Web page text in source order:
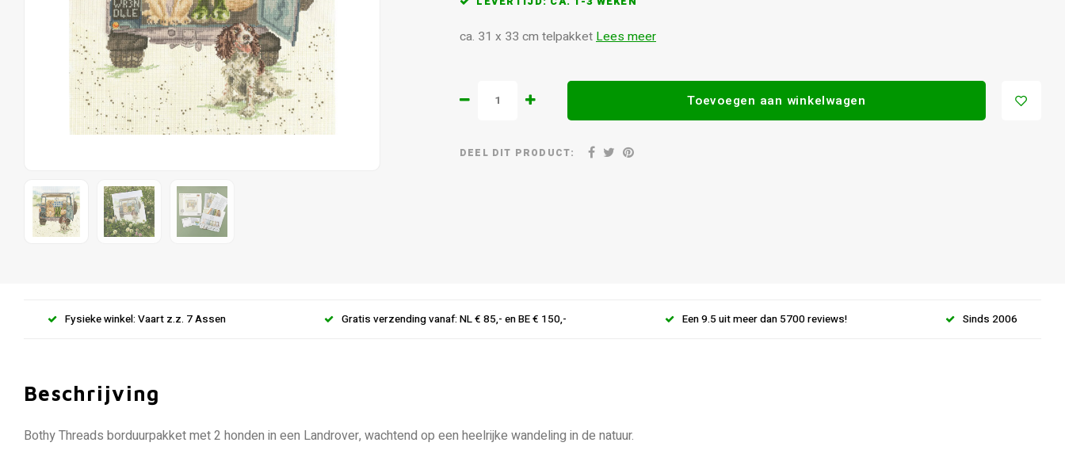
ca. 31 x 33 cm telpakketLees meer
Toevoegen aan winkelwagen
DEEL DIT PRODUCT:
Fysieke winkel: Vaart z.z. 7 Assen Gratis verzending vanaf: NL € 85,- en BE € 150,- Een 9.5 uit meer dan 5700 reviews! Sinds 2006
Beschrijving
Bothy Threads borduurpakket met 2 honden in een Landrover, wachtend op een heelrijke wandeling in de natuur.